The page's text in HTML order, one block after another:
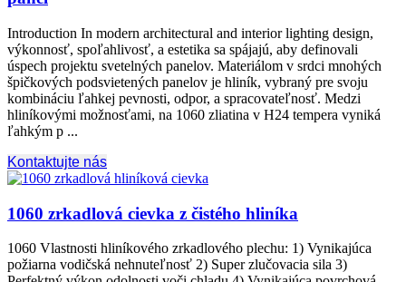
Introduction In modern architectural and interior lighting design,
výkonnosť, spoľahlivosť, a estetika sa spájajú, aby definovali
úspech projektu svetelných panelov. Materiálom v srdci mnohých
špičkových podsvietených panelov je hliník, vybraný pre svoju
kombináciu ľahkej pevnosti, odpor, a spracovateľnosť. Medzi
hliníkovými možnosťami, na 1060 zliatina v H24 tempera vyniká
ľahkým p ...
Kontaktujte nás
1060 zrkadlová cievka z čistého hliníka
1060 Vlastnosti hliníkového zrkadlového plechu: 1) Vynikajúca
požiarna vodičská nehnuteľnosť 2) Super zlučovacia sila 3)